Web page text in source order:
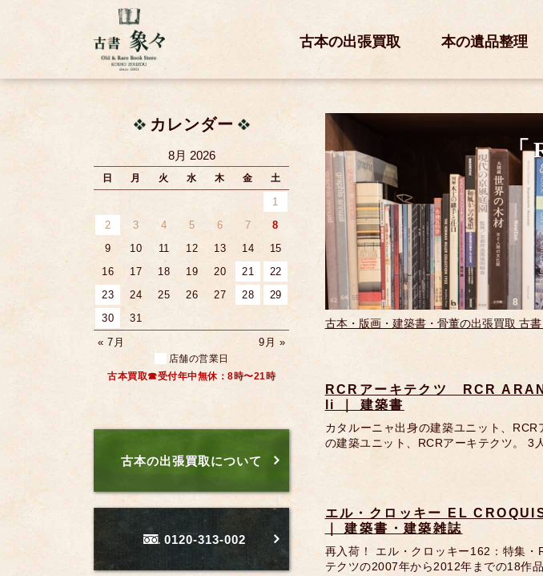
古本の出張買取 本の遺品整理
「
古本・版画・建築書・骨董の出張買取 古書
RCRアーキテクツ RCR
li ｜ 建築書
カタルーニャ出身の建築ユニット、
の建築ユニット、RCRアーキテクツ。 3
エル・クロッキー EL
｜ 建築書・建築雑誌
再入荷！ エル・クロッキー162：特集
テクツの2007年から2012年までの18作
カレンダー
8月 2026
日 月 火 水 木 金 土
1
2
3 4 5 6 7
8
9
10 11 12 13 14
15
16
17 18 19 20 21
22
23
24 25 26 27 28
29
30
31
« 7月
9月 »
店舗の営業日
古本買取☎受付年中無休：8時〜21時
古本の出張買取について
0120-313-002